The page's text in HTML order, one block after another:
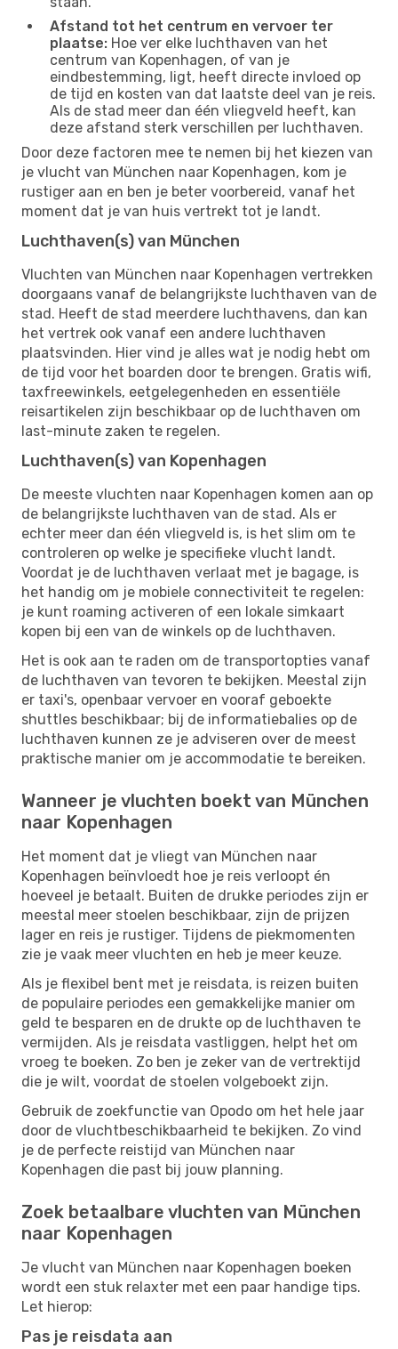
Afstand tot het centrum en vervoer ter
plaatse: Hoe ver elke luchthaven van het
centrum van Kopenhagen, of van je
eindbestemming, ligt, heeft directe invloed op
de tijd en kosten van dat laatste deel van je reis.
Als de stad meer dan één vliegveld heeft, kan
deze afstand sterk verschillen per luchthaven.
Door deze factoren mee te nemen bij het kiezen van
je vlucht van München naar Kopenhagen, kom je
rustiger aan en ben je beter voorbereid, vanaf het
moment dat je van huis vertrekt tot je landt.
Luchthaven(s) van München
Vluchten van München naar Kopenhagen vertrekken
doorgaans vanaf de belangrijkste luchthaven van de
stad. Heeft de stad meerdere luchthavens, dan kan
het vertrek ook vanaf een andere luchthaven
plaatsvinden. Hier vind je alles wat je nodig hebt om
de tijd voor het boarden door te brengen. Gratis wifi,
taxfreewinkels, eetgelegenheden en essentiële
reisartikelen zijn beschikbaar op de luchthaven om
last-minute zaken te regelen.
Luchthaven(s) van Kopenhagen
De meeste vluchten naar Kopenhagen komen aan op
de belangrijkste luchthaven van de stad. Als er
echter meer dan één vliegveld is, is het slim om te
controleren op welke je specifieke vlucht landt.
Voordat je de luchthaven verlaat met je bagage, is
het handig om je mobiele connectiviteit te regelen:
je kunt roaming activeren of een lokale simkaart
kopen bij een van de winkels op de luchthaven.
Het is ook aan te raden om de transportopties vanaf
de luchthaven van tevoren te bekijken. Meestal zijn
er taxi's, openbaar vervoer en vooraf geboekte
shuttles beschikbaar; bij de informatiebalies op de
luchthaven kunnen ze je adviseren over de meest
praktische manier om je accommodatie te bereiken.
Wanneer je vluchten boekt van München
naar Kopenhagen
Het moment dat je vliegt van München naar
Kopenhagen beïnvloedt hoe je reis verloopt én
hoeveel je betaalt. Buiten de drukke periodes zijn er
meestal meer stoelen beschikbaar, zijn de prijzen
lager en reis je rustiger. Tijdens de piekmomenten
zie je vaak meer vluchten en heb je meer keuze.
Als je flexibel bent met je reisdata, is reizen buiten
de populaire periodes een gemakkelijke manier om
geld te besparen en de drukte op de luchthaven te
vermijden. Als je reisdata vastliggen, helpt het om
vroeg te boeken. Zo ben je zeker van de vertrektijd
die je wilt, voordat de stoelen volgeboekt zijn.
Gebruik de zoekfunctie van Opodo om het hele jaar
door de vluchtbeschikbaarheid te bekijken. Zo vind
je de perfecte reistijd van München naar
Kopenhagen die past bij jouw planning.
Zoek betaalbare vluchten van München
naar Kopenhagen
Je vlucht van München naar Kopenhagen boeken
wordt een stuk relaxter met een paar handige tips.
Let hierop:
Pas je reisdata aan